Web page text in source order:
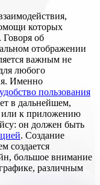
которых
Говоря об
отображении
важным не
любого
Именно
удобство пользования
в дальнейшем,
или к приложению
он должен быть
. Создание
создается
большое внимание
различным